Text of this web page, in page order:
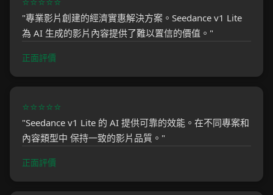
"專業影片創建的經濟實惠解決方案。Seedance v1 Lite
為 AI 生成的影片內容提供了難以置信的價值。"
正面評價
⭐⭐⭐⭐⭐
"Seedance v1 Lite 的 AI 提供可靠的效能。在不同專案和
內容類型中 保持一致的影片品質。"
正面評價